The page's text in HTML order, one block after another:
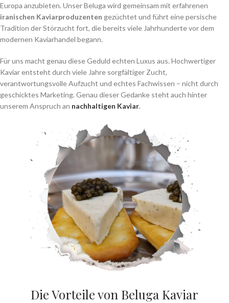
Europa anzubieten. Unser Beluga wird gemeinsam mit erfahrenen
iranischen Kaviarproduzenten gezüchtet und führt eine persische
Tradition der Störzucht fort, die bereits viele Jahrhunderte vor dem
modernen Kaviarhandel begann.
Für uns macht genau diese Geduld echten Luxus aus. Hochwertiger
Kaviar entsteht durch viele Jahre sorgfältiger Zucht,
verantwortungsvolle Aufzucht und echtes Fachwissen – nicht durch
geschicktes Marketing. Genau dieser Gedanke steht auch hinter
unserem Anspruch an nachhaltigen Kaviar.
Die Vorteile von Beluga Kaviar